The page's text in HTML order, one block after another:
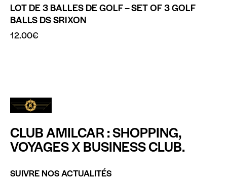
LOT DE 3 BALLES DE GOLF – SET OF 3 GOLF
BALLS DS SRIXON
12.00€
CLUB AMILCAR : SHOPPING,
VOYAGES X BUSINESS CLUB.
SUIVRE NOS ACTUALITÉS